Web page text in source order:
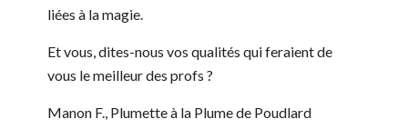
liées à la magie.
Et vous, dites-nous vos qualités qui feraient de
vous le meilleur des profs ?
Manon F., Plumette à la Plume de Poudlard